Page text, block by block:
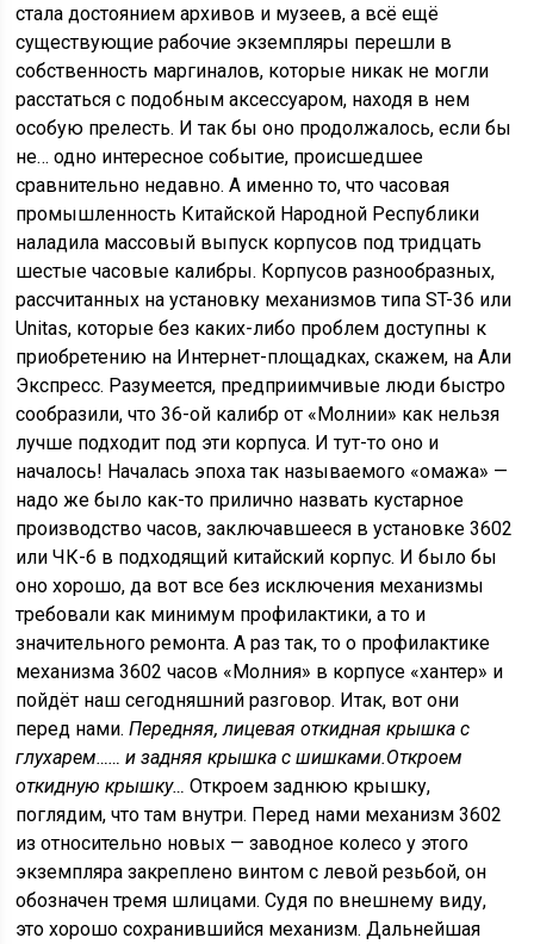
стала достоянием архивов и музеев, а всё ещё
существующие рабочие экземпляры перешли в
собственность маргиналов, которые никак не могли
расстаться с подобным аксессуаром, находя в нем
особую прелесть. И так бы оно продолжалось, если бы
не… одно интересное событие, происшедшее
сравнительно недавно. А именно то, что часовая
промышленность Китайской Народной Республики
наладила массовый выпуск корпусов под тридцать
шестые часовые калибры. Корпусов разнообразных,
рассчитанных на установку механизмов типа ST-36 или
Unitas, которые без каких-либо проблем доступны к
приобретению на Интернет-площадках, скажем, на Али
Экспресс. Разумеется, предприимчивые люди быстро
сообразили, что 36-ой калибр от «Молнии» как нельзя
лучше подходит под эти корпуса. И тут-то оно и
началось! Началась эпоха так называемого «омажа» —
надо же было как-то прилично назвать кустарное
производство часов, заключавшееся в установке 3602
или ЧК-6 в подходящий китайский корпус. И было бы
оно хорошо, да вот все без исключения механизмы
требовали как минимум профилактики, а то и
значительного ремонта. А раз так, то о профилактике
механизма 3602 часов «Молния» в корпусе «хантер» и
пойдёт наш сегодняшний разговор. Итак, вот они
перед нами.Передняя, лицевая откидная крышка с
глухарем…… и задняя крышка с шишками.Откроем
откидную крышку… Откроем заднюю крышку,
поглядим, что там внутри. Перед нами механизм 3602
из относительно новых — заводное колесо у этого
экземпляра закреплено винтом с левой резьбой, он
обозначен тремя шлицами. Судя по внешнему виду,
это хорошо сохранившийся механизм. Дальнейшая